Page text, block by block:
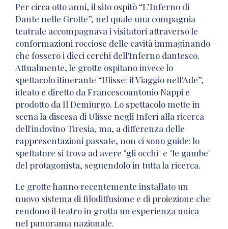
Per circa otto anni, il sito ospitò “L’Inferno di
Dante nelle Grotte”, nel quale una compagnia
teatrale accompagnava i visitatori attraverso le
conformazioni rocciose delle cavità immaginando
che fossero i dieci cerchi dell'Inferno dantesco.
Attualmente, le grotte ospitano invece lo
spettacolo itinerante “Ulisse: il Viaggio nell'Ade”,
ideato e diretto da Francescoantonio Nappi e
prodotto da Il Demiurgo. Lo spettacolo mette in
scena la discesa di Ulisse negli Inferi alla ricerca
dell'indovino Tiresia, ma, a differenza delle
rappresentazioni passate, non ci sono guide: lo
spettatore si trova ad avere "gli occhi" e "le gambe"
del protagonista, seguendolo in tutta la ricerca.
Le grotte hanno recentemente installato un
nuovo sistema di filodiffusione e di proiezione che
rendono il teatro in grotta un'esperienza unica
nel panorama nazionale.